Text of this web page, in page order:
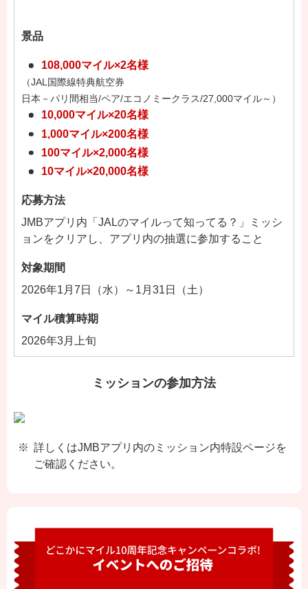
景品
108,000マイル×2名様
（JAL国際線特典航空券
日本－パリ間相当/ペア/エコノミークラス/27,000マイル～）
10,000マイル×20名様
1,000マイル×200名様
100マイル×2,000名様
10マイル×20,000名様
応募方法
JMBアプリ内「JALのマイルって知ってる？」ミッシ
ョンをクリアし、アプリ内の抽選に参加すること
対象期間
2026年1月7日（水）～1月31日（土）
マイル積算時期
2026年3月上旬
ミッションの参加方法
詳しくはJMBアプリ内のミッション内特設ページを
ご確認ください。